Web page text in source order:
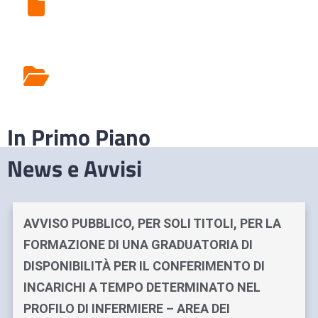
In Primo Piano
News e Avvisi
AVVISO PUBBLICO, PER SOLI TITOLI, PER LA
FORMAZIONE DI UNA GRADUATORIA DI
DISPONIBILITÀ PER IL CONFERIMENTO DI
INCARICHI A TEMPO DETERMINATO NEL
PROFILO DI INFERMIERE – AREA DEI